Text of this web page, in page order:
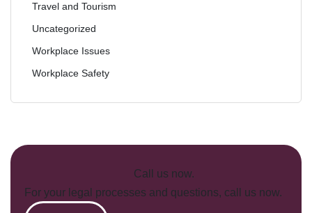
Travel and Tourism
Uncategorized
Workplace Issues
Workplace Safety
Call us now.
For your legal processes and questions, call us now.